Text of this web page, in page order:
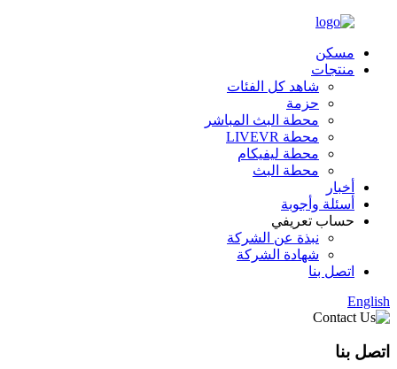
مسكن
منتجات
شاهد كل الفئات
حزمة
محطة البث المباشر
محطة LIVEVR
محطة ليفيكام
محطة البث
أخبار
أسئلة وأجوبة
حساب تعريفي
نبذة عن الشركة
شهادة الشركة
اتصل بنا
English
اتصل بنا